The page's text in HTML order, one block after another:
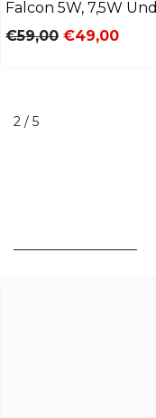
Falcon 5W, 7,5W Und
10W Lasergravierer
€59,00 €49,00
2 / von
5